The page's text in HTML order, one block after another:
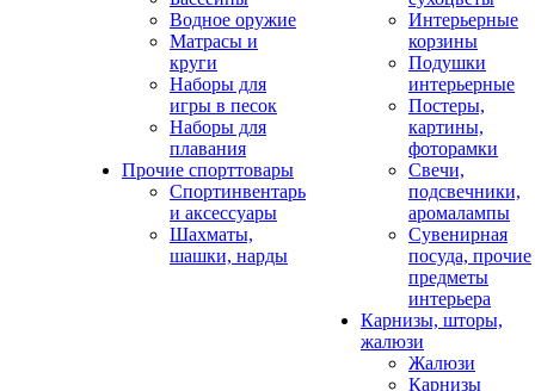
Водное оружие
Матрасы и
круги
Наборы для
игры в песок
Наборы для
плавания
Прочие спорттовары
Спортинвентарь
и аксессуары
Шахматы,
шашки, нарды
Интерьерные
корзины
Подушки
интерьерные
Постеры,
картины,
фоторамки
Свечи,
подсвечники,
аромалампы
Сувенирная
посуда, прочие
предметы
интерьера
Карнизы, шторы,
жалюзи
Жалюзи
Карнизы